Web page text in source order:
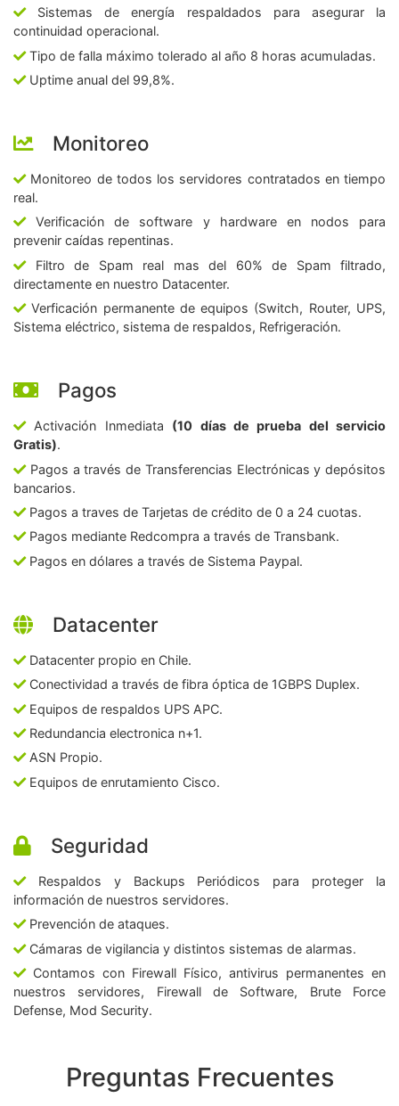
Sistemas de energía respaldados para asegurar la
continuidad operacional.
Tipo de falla máximo tolerado al año 8 horas acumuladas.
Uptime anual del 99,8%.
Monitoreo
Monitoreo de todos los servidores contratados en tiempo
real.
Verificación de software y hardware en nodos para
prevenir caídas repentinas.
Filtro de Spam real mas del 60% de Spam filtrado,
directamente en nuestro Datacenter.
Verficación permanente de equipos (Switch, Router, UPS,
Sistema eléctrico, sistema de respaldos, Refrigeración.
Pagos
Activación Inmediata (10 días de prueba del servicio
Gratis).
Pagos a través de Transferencias Electrónicas y depósitos
bancarios.
Pagos a traves de Tarjetas de crédito de 0 a 24 cuotas.
Pagos mediante Redcompra a través de Transbank.
Pagos en dólares a través de Sistema Paypal.
Datacenter
Datacenter propio en Chile.
Conectividad a través de fibra óptica de 1GBPS Duplex.
Equipos de respaldos UPS APC.
Redundancia electronica n+1.
ASN Propio.
Equipos de enrutamiento Cisco.
Seguridad
Respaldos y Backups Periódicos para proteger la
información de nuestros servidores.
Prevención de ataques.
Cámaras de vigilancia y distintos sistemas de alarmas.
Contamos con Firewall Físico, antivirus permanentes en
nuestros servidores, Firewall de Software, Brute Force
Defense, Mod Security.
Preguntas Frecuentes